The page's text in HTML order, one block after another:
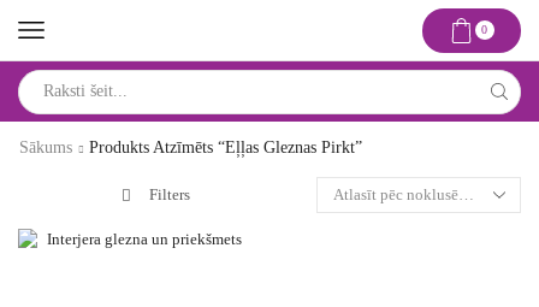
0
input
Sākums
Produkts Atzīmēts “eļļas Gleznas Pirkt”
Filters